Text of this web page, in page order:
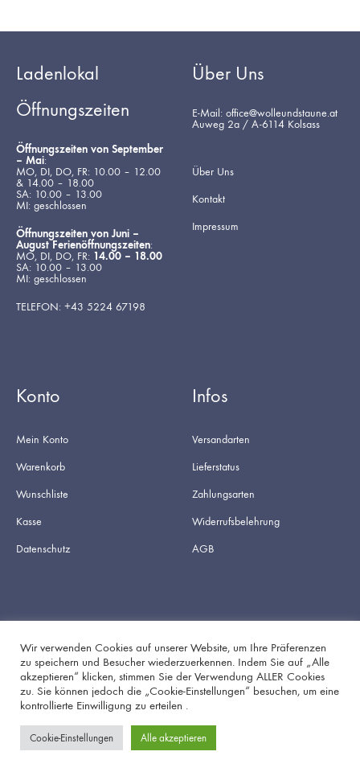
Ladenlokal
Öffnungszeiten
Öffnungszeiten von September
– Mai:
MO, DI, DO, FR: 10.00 – 12.00
& 14.00 – 18.00
SA: 10.00 – 13.00
MI: geschlossen
Öffnungszeiten von Juni –
August Ferienöffnungszeiten:
MO, DI, DO, FR: 14.00 – 18.00
SA: 10.00 – 13.00
MI: geschlossen
TELEFON: +43 5224 67198
Über Uns
E-Mail: office@wolleundstaune.at
Auweg 2a / A-6114 Kolsass
Über Uns
Kontakt
Impressum
Konto
Mein Konto
Warenkorb
Wunschliste
Kasse
Datenschutz
Infos
Versandarten
Lieferstatus
Zahlungsarten
Widerrufsbelehrung
AGB
FacebookInstagram
Wir verwenden Cookies auf unserer Website, um Ihre Präferenzen
zu speichern und Besucher wiederzuerkennen. Indem Sie auf „Alle
akzeptieren“ klicken, stimmen Sie der Verwendung ALLER Cookies
zu. Sie können jedoch die „Cookie-Einstellungen“ besuchen, um eine
kontrollierte Einwilligung zu erteilen .
Cookie-Einstellungen Alle akzeptieren